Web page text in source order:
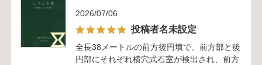
2026/07/06
投稿者名未設定
全長38メートルの前方後円墳で、前方部と後
円部にそれぞれ横穴式石室が検出され、前方